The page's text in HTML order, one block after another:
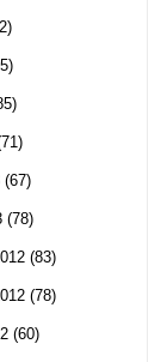
(67)
(78)
(83)
(78)
(60)